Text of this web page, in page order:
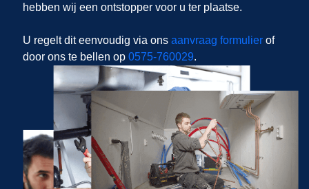
hebben wij een ontstopper voor u ter plaatse.
U regelt dit eenvoudig via ons aanvraag formulierof
door ons te bellen op 0575-760029.